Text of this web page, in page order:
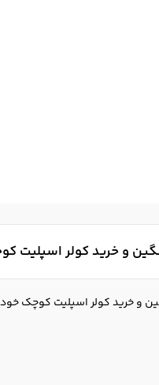
و خرید کولر اسپلیت
خرید کولر اسپلیت کوچک